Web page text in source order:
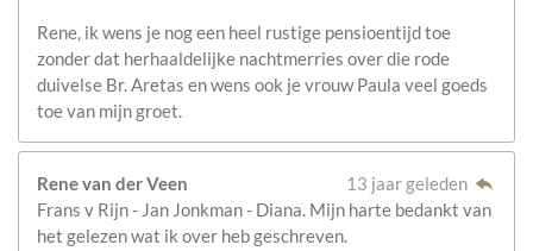
Rene, ik wens je nog een heel rustige pensioentijd toe
zonder dat herhaaldelijke nachtmerries over die rode
duivelse Br. Aretas en wens ook je vrouw Paula veel goeds
toe van mijn groet.
Rene van der Veen
13 jaar geleden
Frans v Rijn - Jan Jonkman - Diana. Mijn harte bedankt van
het gelezen wat ik over heb geschreven.